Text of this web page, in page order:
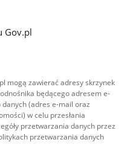
Gov.pl
mogą zawierać adresy skrzynek
będącego adresem e-
(adres e-mail oraz
w celu przesłania
przetwarzania danych przez
przetwarzania danych